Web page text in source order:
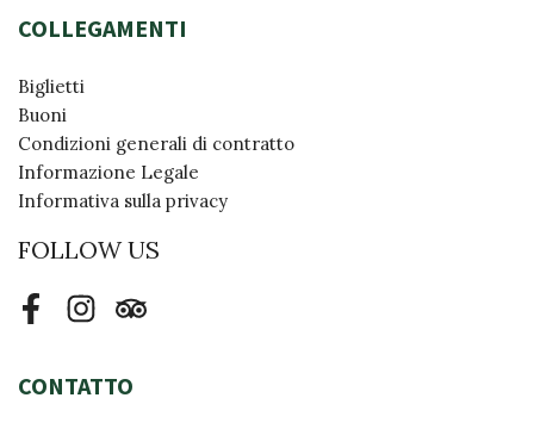
COLLEGAMENTI
Biglietti
Buoni
Condizioni generali di contratto
Informazione Legale
Informativa sulla privacy
FOLLOW US
FacebookInstagramTripadvisor
CONTATTO